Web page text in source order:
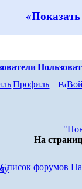
Профиль
На
Список форумов